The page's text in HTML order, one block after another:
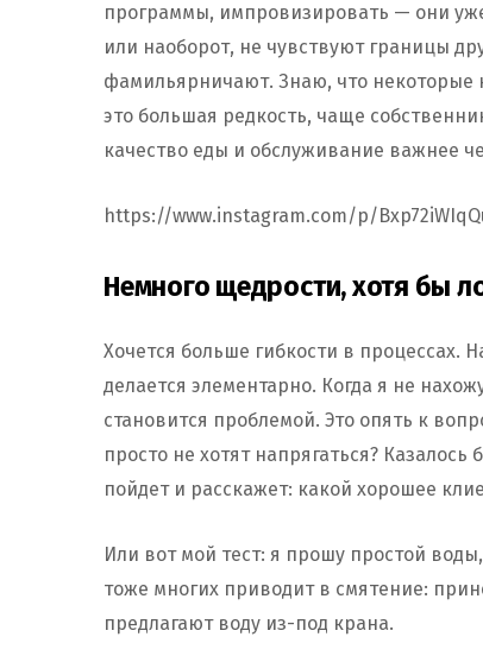
программы, импровизировать — они
или наоборот, не чувствуют границы
фамильярничают. Знаю, что некоторые
это большая редкость, чаще
качество еды и обслуживание важнее
https://www.instagram.com/p/
Немного щедрости, хотя бы
Хочется больше гибкости в
делается элементарно. Когда я не
становится проблемой. Это опять к
просто не хотят напрягаться?
пойдет и расскажет: какой хорошее
Или вот мой тест: я прошу простой
тоже многих приводит в смятение:
предлагают воду из-под крана.